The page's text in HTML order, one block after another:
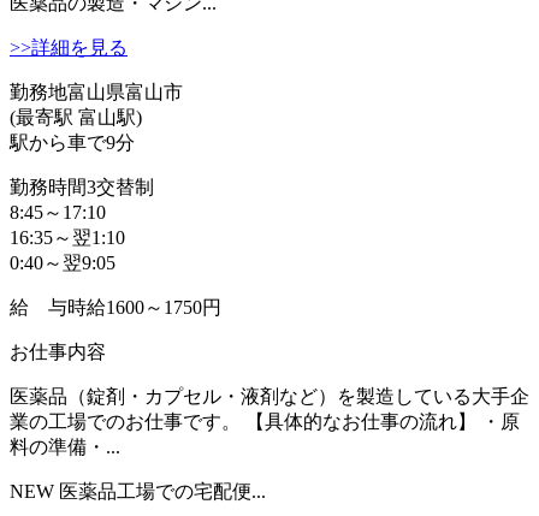
>>詳細を見る
勤務地富山県富山市
(最寄駅 富山駅)
駅から車で9分
勤務時間3交替制
8:45～17:10
16:35～翌1:10
0:40～翌9:05
給 与時給1600～1750円
お仕事内容
医薬品（錠剤・カプセル・液剤など）を製造している大手企
業の工場でのお仕事です。 【具体的なお仕事の流れ】 ・原
料の準備・...
NEW 医薬品工場での宅配便...